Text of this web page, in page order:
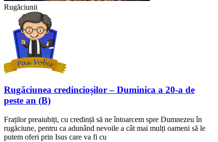
Rugăciunii
Rugăciunea credincioșilor – Duminica a 20-a de
peste an (B)
Fraților preaiubiți, cu credință să ne întoarcem spre Dumnezeu în
rugăciune, pentru ca adunând nevoile a cât mai mulți oameni să le
putem oferi prin Isus care va fi cu